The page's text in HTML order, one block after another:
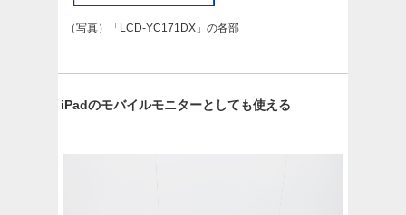
（写真）「LCD-YC171DX」の各部
iPadのモバイルモニターとしても使える